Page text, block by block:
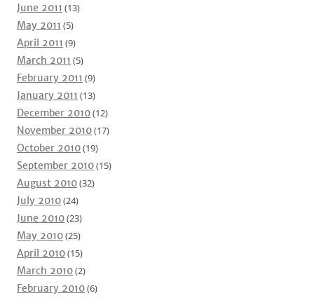
June 2011 (13)
May 2011 (5)
April 2011 (9)
March 2011 (5)
February 2011 (9)
January 2011 (13)
December 2010(12)
November 2010(17)
October 2010(19)
September 2010(15)
August 2010(32)
July 2010(24)
June 2010(23)
May 2010(25)
April 2010(15)
March 2010(2)
February 2010(6)